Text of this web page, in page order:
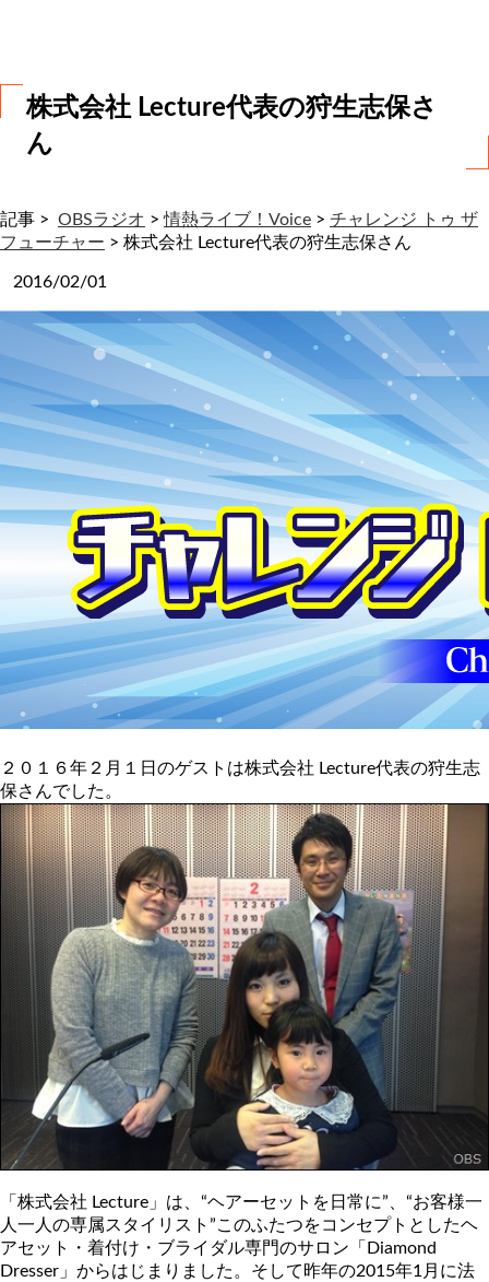
株式会社 Lecture代表の狩生志保さ
ん
記事 > OBSラジオ >情熱ライブ！Voice > チャレンジ トゥ ザ
フューチャー > 株式会社 Lecture代表の狩生志保さん
2016/02/01
２０１６年２月１日のゲストは株式会社 Lecture代表の狩生志
保さんでした。
「株式会社 Lecture」は、“ヘアーセットを日常に”、“お客様一
人一人の専属スタイリスト”このふたつをコンセプトとしたヘ
アセット・着付け・ブライダル専門のサロン「Diamond
Dresser」からはじまりました。そして昨年の2015年1月に法